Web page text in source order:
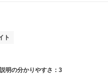
ト
説明の分かりやすさ：3